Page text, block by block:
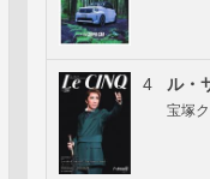
4 ル・
宝塚